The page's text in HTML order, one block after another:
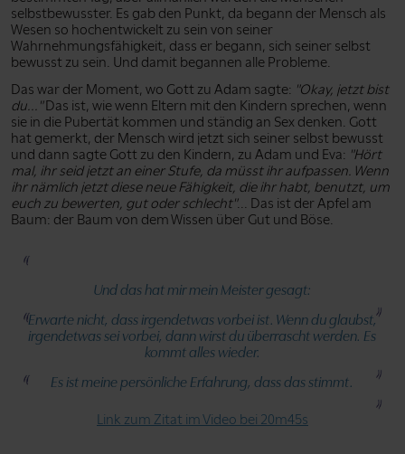
selbstbewusster. Es gab den Punkt, da begann der Mensch als
Wesen so hochentwickelt zu sein von seiner
Wahrnehmungsfähigkeit, dass er begann, sich seiner selbst
bewusst zu sein. Und damit begannen alle Probleme.
Das war der Moment, wo Gott zu Adam sagte: "Okay, jetzt bist
du..."Das ist, wie wenn Eltern mit den Kindern sprechen, wenn
sie in die Pubertät kommen und ständig an Sex denken. Gott
hat gemerkt, der Mensch wird jetzt sich seiner selbst bewusst
und dann sagte Gott zu den Kindern, zu Adam und Eva: "Hört
mal, ihr seid jetzt an einer Stufe, da müsst ihr aufpassen. Wenn
ihr nämlich jetzt diese neue Fähigkeit, die ihr habt, benutzt, um
euch zu bewerten, gut oder schlecht"... Das ist der Apfel am
Baum: der Baum von dem Wissen über Gut und Böse.
Und das hat mir mein Meister gesagt:
Erwarte nicht, dass irgendetwas vorbei ist. Wenn du glaubst,
irgendetwas sei vorbei, dann wirst du überrascht werden. Es
kommt alles wieder.
Es ist meine persönliche Erfahrung, dass das stimmt.
Link zum Zitat im Video bei 20m45s